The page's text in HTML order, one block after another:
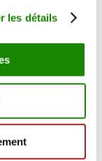
les détails
de
de jus de